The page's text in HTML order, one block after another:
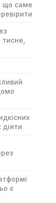
що саме
діяти
є